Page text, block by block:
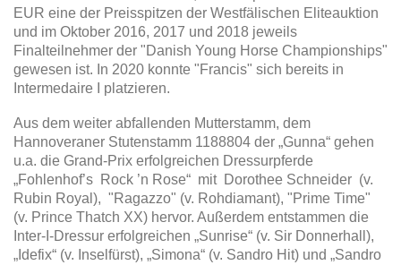
EUR eine der Preisspitzen der Westfälischen Eliteauktion
und im Oktober 2016, 2017 und 2018 jeweils
Finalteilnehmer der "Danish Young Horse Championships"
gewesen ist. In 2020 konnte "Francis" sich bereits in
Intermedaire I platzieren.
Aus dem weiter abfallenden Mutterstamm, dem
Hannoveraner Stutenstamm 1188804 der „Gunna“ gehen
u.a. die Grand-Prix erfolgreichen Dressurpferde
„Fohlenhof’s Rock ’n Rose“ mit Dorothee Schneider (v.
Rubin Royal), "Ragazzo" (v. Rohdiamant), "Prime Time"
(v. Prince Thatch XX) hervor. Außerdem entstammen die
Inter-I-Dressur erfolgreichen „Sunrise“ (v. Sir Donnerhall),
„Idefix“ (v. Inselfürst), „Simona“ (v. Sandro Hit) und „Sandro